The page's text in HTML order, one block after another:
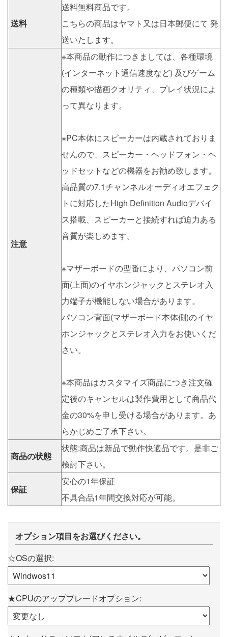
送料
送料無料商品です。
こちらの商品はヤマト又は日本郵便にて 発
送いたします。
注意
※本商品の動作につきましては、各種環境
(インターネット通信速度など) 及びゲーム
の種類や描画クオリティ、プレイ状況によ
って異なります。
※PC本体にスピーカーは内蔵されておりま
せんので、スピーカー・ヘッドフォン・ヘ
ッドセットなどの機器をお勧め致します。
高品質の7.1チャンネルオーディオエフェク
トに対応したHigh Definition Audioデバイ
ス搭載、スピーカーと接続すれば迫力ある
音質が楽しめます。
※マザーボードの型番により、パソコン前
面(上面)のイヤホンジャックとステレオ入
力端子が機能しない場合があります。
パソコン背面(マザーボード本体側)のイヤ
ホンジャックとステレオ入力をお使いくだ
さい。
※本商品はカスタマイズ商品につき注文確
定後のキャンセルは製作費用として商品代
金の30%を申し受ける場合があります。あ
らかじめご了承下さい。
商品の状態
状態:商品は新品で動作快適品です。是非ご
検討下さい。
保証
安心の1年保証
不具合品1年間交換対応が可能。
オプション項目をお選びください。
☆OSの選択:
★CPUのアップブレードオプション: